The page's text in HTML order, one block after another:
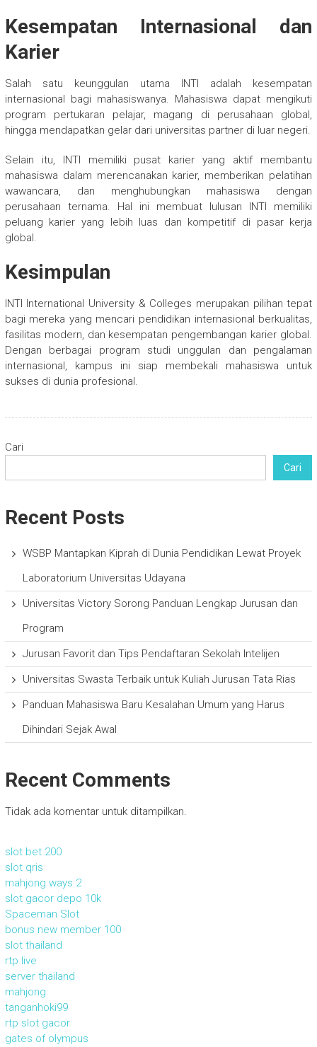
Kesempatan Internasional dan
Karier
Salah satu keunggulan utama INTI adalah kesempatan
internasional bagi mahasiswanya. Mahasiswa dapat mengikuti
program pertukaran pelajar, magang di perusahaan global,
hingga mendapatkan gelar dari universitas partner di luar negeri.
Selain itu, INTI memiliki pusat karier yang aktif membantu
mahasiswa dalam merencanakan karier, memberikan pelatihan
wawancara, dan menghubungkan mahasiswa dengan
perusahaan ternama. Hal ini membuat lulusan INTI memiliki
peluang karier yang lebih luas dan kompetitif di pasar kerja
global.
Kesimpulan
INTI International University & Colleges merupakan pilihan tepat
bagi mereka yang mencari pendidikan internasional berkualitas,
fasilitas modern, dan kesempatan pengembangan karier global.
Dengan berbagai program studi unggulan dan pengalaman
internasional, kampus ini siap membekali mahasiswa untuk
sukses di dunia profesional.
Cari
Cari
Recent Posts
WSBP Mantapkan Kiprah di Dunia Pendidikan Lewat Proyek
Laboratorium Universitas Udayana
Universitas Victory Sorong Panduan Lengkap Jurusan dan
Program
Jurusan Favorit dan Tips Pendaftaran Sekolah Intelijen
Universitas Swasta Terbaik untuk Kuliah Jurusan Tata Rias
Panduan Mahasiswa Baru Kesalahan Umum yang Harus
Dihindari Sejak Awal
Recent Comments
Tidak ada komentar untuk ditampilkan.
slot bet 200
slot qris
mahjong ways 2
slot gacor depo 10k
Spaceman Slot
bonus new member 100
slot thailand
rtp live
server thailand
mahjong
tanganhoki99
rtp slot gacor
gates of olympus